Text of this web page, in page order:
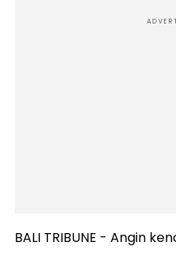
BALI TRIBUNE - Angin